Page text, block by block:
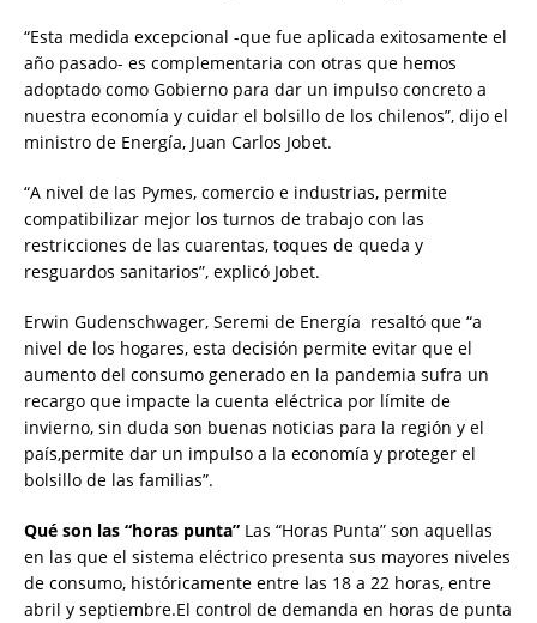
“Esta medida excepcional -que fue aplicada exitosamente el
año pasado- es complementaria con otras que hemos
adoptado como Gobierno para dar un impulso concreto a
nuestra economía y cuidar el bolsillo de los chilenos”, dijo el
ministro de Energía, Juan Carlos Jobet.
“A nivel de las Pymes, comercio e industrias, permite
compatibilizar mejor los turnos de trabajo con las
restricciones de las cuarentas, toques de queda y
resguardos sanitarios”, explicó Jobet.
Erwin Gudenschwager, Seremi de Energía resaltó que “a
nivel de los hogares, esta decisión permite evitar que el
aumento del consumo generado en la pandemia sufra un
recargo que impacte la cuenta eléctrica por límite de
invierno, sin duda son buenas noticias para la región y el
país,permite dar un impulso a la economía y proteger el
bolsillo de las familias”.
Qué son las “horas punta” Las “Horas Punta” son aquellas
en las que el sistema eléctrico presenta sus mayores niveles
de consumo, históricamente entre las 18 a 22 horas, entre
abril y septiembre.El control de demanda en horas de punta